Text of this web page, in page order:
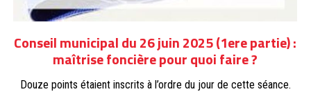
Conseil municipal du 26 juin 2025 (1ere partie) :
maîtrise foncière pour quoi faire ?
Douze points étaient inscrits à l’ordre du jour de cette séance.